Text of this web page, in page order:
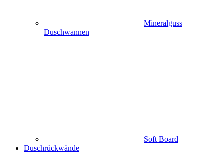
Mineralguss
Duschwannen
Soft Board
Duschrückwände